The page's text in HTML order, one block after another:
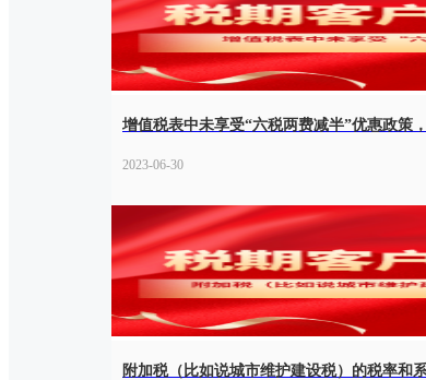
增值税表中未享受“六税两费减半”优惠政策
2023-06-30
附加税（比如说城市维护建设税）的税率和